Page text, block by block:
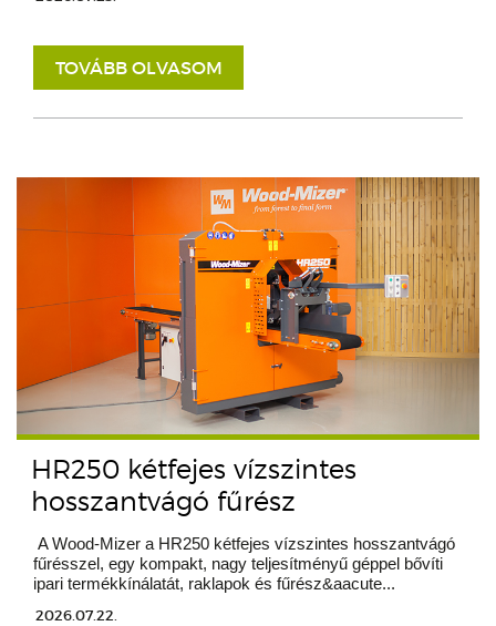
TOVÁBB OLVASOM
HR250 kétfejes vízszintes
hosszantvágó fűrész
A Wood-Mizer a HR250 kétfejes vízszintes hosszantvágó
fűrésszel, egy kompakt, nagy teljesítményű géppel bővíti
ipari termékkínálatát, raklapok és fűrész&aacute...
2026.07.22.